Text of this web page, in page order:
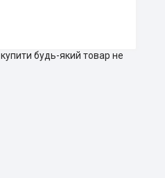
будь-який товар не